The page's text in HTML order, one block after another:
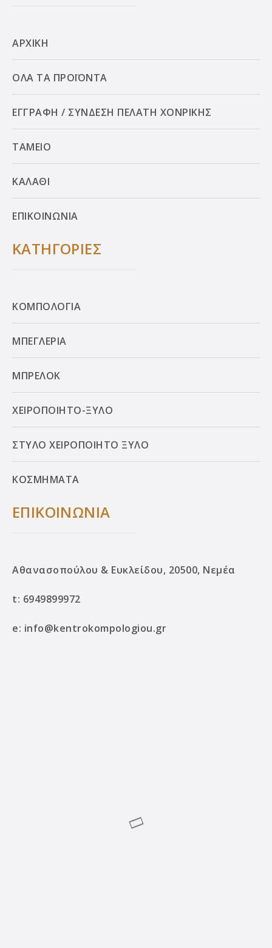
ΑΡΧΙΚΗ
ΟΛΑ ΤΑ ΠΡΟΪΟΝΤΑ
ΕΓΓΡΑΦΗ / ΣΥΝΔΕΣΗ ΠΕΛΑΤΗ ΧΟΝΡΙΚΗΣ
ΤΑΜΕΙΟ
ΚΑΛΑΘΙ
ΕΠΙΚΟΙΝΩΝΙΑ
ΚΑΤΗΓΟΡΙΕΣ
ΚΟΜΠΟΛΟΓΙΑ
ΜΠΕΓΛΕΡΙΑ
ΜΠΡΕΛΟΚ
ΧΕΙΡΟΠΟΙΗΤΟ-ΞΥΛΟ
ΣΤΥΛΟ ΧΕΙΡΟΠΟΙΗΤΟ ΞΥΛΟ
ΚΟΣΜΗΜΑΤΑ
ΕΠΙΚΟΙΝΩΝΙΑ
Αθανασοπούλου & Ευκλείδου, 20500, Νεμέα
t: 6949899972
e: info@kentrokompologiou.gr